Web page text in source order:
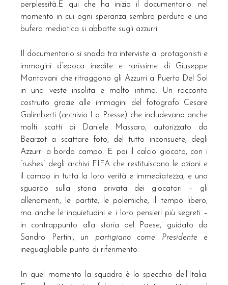
perplessità.È qui che ha inizio il documentario: nel
momento in cui ogni speranza sembra perduta e una
bufera mediatica si abbatte sugli azzurri.
Il documentario si snoda tra interviste ai protagonisti e
immagini d’epoca inedite e rarissime di Giuseppe
Mantovani che ritraggono gli Azzurri a Puerta Del Sol
in una veste insolita e molto intima. Un racconto
costruito grazie alle immagini del fotografo Cesare
Galimberti (archivio La Presse) che includevano anche
molti scatti di Daniele Massaro, autorizzato da
Bearzot a scattare foto, del tutto inconsuete, degli
Azzurri a bordo campo. E poi il calcio giocato, con i
“rushes” degli archivi FIFA che restituiscono le azioni e
il campo in tutta la loro verità e immediatezza, e uno
sguardo sulla storia privata dei giocatori – gli
allenamenti, le partite, le polemiche, il tempo libero,
ma anche le inquietudini e i loro pensieri più segreti –
in contrappunto alla storia del Paese, guidato da
Sandro Pertini, un partigiano come Presidentee
ineguagliabile punto di riferimento.
In quel momento la squadra è lo specchio dell’Italia.